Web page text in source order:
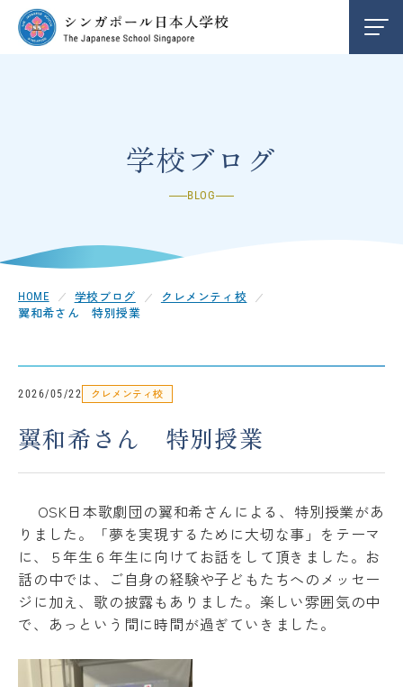
編入学/退学案内
クレメンティ校CLEMENTI
チャンギ校CHANGI
アクセスACCESS
JP EN
Please follow us !
学校ブログ
BLOG
HOME 学校ブログ
クレメンティ校
翼和希さん 特別授業
2026/05/22 クレメンティ校
翼和希さん 特別授業
OSK日本歌劇団の翼和希さんによる、特別授業があ
りました。「夢を実現するために大切な事」をテーマ
に、５年生６年生に向けてお話をして頂きました。お
話の中では、ご自身の経験や子どもたちへのメッセー
ジに加え、歌の披露もありました。楽しい雰囲気の中
で、あっという間に時間が過ぎていきました。